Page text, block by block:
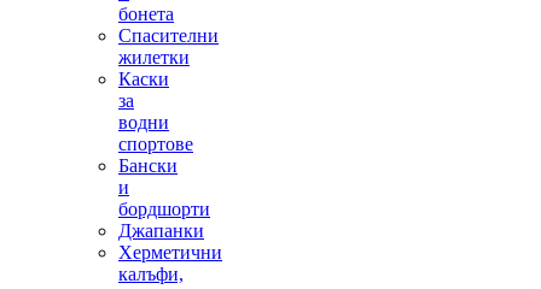
бонета
Спасителни
жилетки
Каски
за
водни
спортове
Бански
и
бордшорти
Джапанки
Херметични
калъфи,